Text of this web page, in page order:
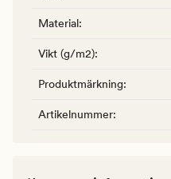
Material:
Vikt (g/m2):
Produktmärkning:
Artikelnummer: